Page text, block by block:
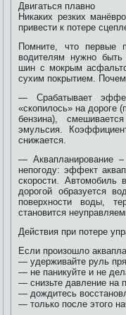
Двигаться плавно
Никаких резких
привести к потере
Помните, что первые
водителям нужно
шин с мокрым
сухим покрытием.
— Срабатывает
«скопилось» на дороге
бензина),
эмульсия.
снижается.
— Аквапланирование
непогоду: эффект
скорости.
дорогой образуется
поверхности воды,
становится
Действия при потере
Если произошло
— удерживайте руль
— не паникуйте и не
— снизьте давление на
— дождитесь
— только после этого